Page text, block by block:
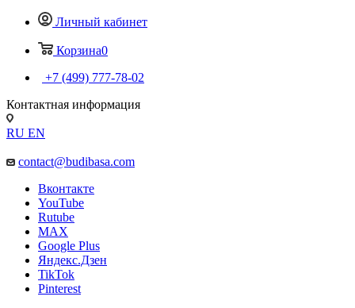
Личный кабинет
Корзина0
+7 (499) 777-78-02
Контактная информация
RU EN
contact@budibasa.com
Вконтакте
YouTube
Rutube
MAX
Google Plus
Яндекс.Дзен
TikTok
Pinterest